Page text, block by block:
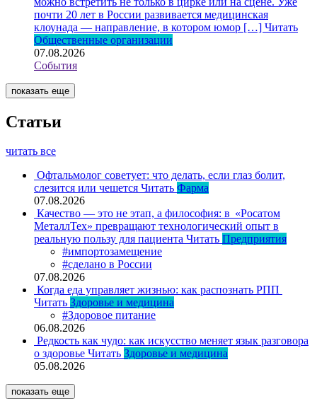
почти 20 лет в России развивается медицинская
клоунада — направление, в котором юмор […] Читать
Общественные организации
07.08.2026
События
показать еще
Статьи
читать все
Офтальмолог советует: что делать, если глаз болит,
слезится или чешется Читать Фарма
07.08.2026
Качество — это не этап, а философия: в «Росатом
МеталлТех» превращают технологический опыт в
реальную пользу для пациента Читать Предприятия
#импортозамещение
#сделано в России
07.08.2026
Когда еда управляет жизнью: как распознать РПП
Читать Здоровье и медицина
#Здоровое питание
06.08.2026
Редкость как чудо: как искусство меняет язык разговора
о здоровье Читать Здоровье и медицина
05.08.2026
показать еще